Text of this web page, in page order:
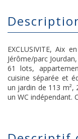
EXCLUSIVITE, Aix
Jérôme/parc
61 lots,
cuisine séparée et
un jardin de 113 m²,
un WC indépendant.